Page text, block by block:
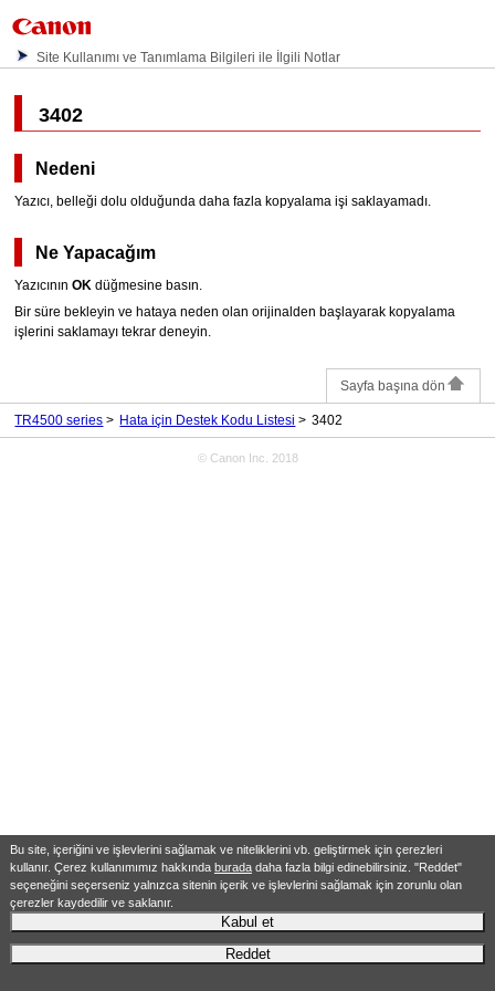
Bu site, içeriğini ve işlevlerini sağlamak ve niteliklerini vb. geliştirmek için çerezleri
kullanır. Çerez kullanımımız hakkında buradadaha fazla bilgi edinebilirsiniz. "Reddet"
seçeneğini seçerseniz yalnızca sitenin içerik ve işlevlerini sağlamak için zorunlu olan
çerezler kaydedilir ve saklanır.
Kabul et
Reddet
Site Kullanımı ve Tanımlama Bilgileri ile İlgili Notlar
3402
Nedeni
Yazıcı, belleği dolu olduğunda daha fazla kopyalama işi saklayamadı.
Ne Yapacağım
Yazıcının OK düğmesine basın.
Bir süre bekleyin ve hataya neden olan orijinalden başlayarak kopyalama
işlerini saklamayı tekrar deneyin.
Sayfa başına dön
TR4500 series Hata için Destek Kodu Listesi 3402
© Canon Inc. 2018